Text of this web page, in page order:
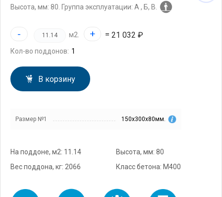
Высота, мм: 80. Группа эксплуатации: А , Б, В.
- м2. + = 21 032 ₽
Кол-во поддонов:
В корзину
Размер №1 150х300х80мм.
На поддоне, м2: 11.14
Высота, мм: 80
Вес поддона, кг: 2066
Класс бетона: М400